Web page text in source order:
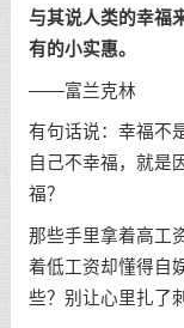
与其说人类的幸福
有的小实惠。
——富兰克林
有句话说：幸福不
自己不幸福，就是
福？
那些手里拿着高工
着低工资却懂得自
些？别让心里扎了